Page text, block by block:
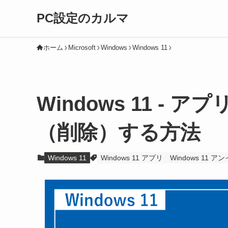
PC設定のカルマ
ホーム Microsoft Windows Windows 11
Windows 11 - アプ
（削除）する方法
Windows 11 Windows 11 アプリ Windows 11 アン